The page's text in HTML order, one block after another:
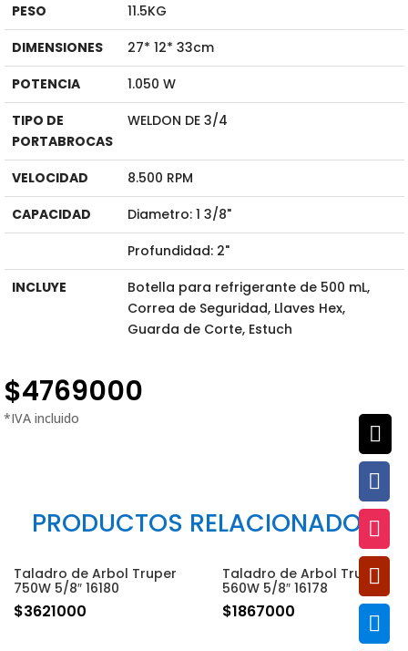





PESO
11.5KG
DIMENSIONES
27* 12* 33cm
POTENCIA
1.050 W
TIPO DE
PORTABROCAS
WELDON DE 3/4
VELOCIDAD
8.500 RPM
CAPACIDAD
Diametro: 1 3/8"
Profundidad: 2"
INCLUYE
Botella para refrigerante de 500 mL,
Correa de Seguridad, Llaves Hex,
Guarda de Corte, Estuch
$4769000
PRODUCTOS RELACIONADOS
Taladro de Arbol Truper
750W 5/8″ 16180
$3621000
Taladro de Arbol Truper
560W 5/8″ 16178
$1867000